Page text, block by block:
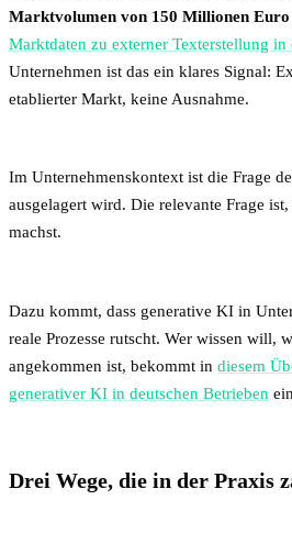
Marktvolumen von 150 Millionen
Marktdaten zu externer Texterstellung
Unternehmen ist das ein klares Signal:
etablierter Markt, keine Ausnahme.
Im Unternehmenskontext ist die Frage
ausgelagert wird. Die relevante Frage ist,
machst.
Dazu kommt, dass generative KI in
reale Prozesse rutscht. Wer wissen will,
angekommen ist, bekommt in diesem
generativer KI in deutschen Betrieben
Drei Wege, die in der Praxis